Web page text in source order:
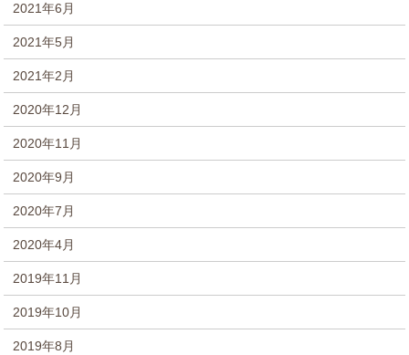
2021年6月
2021年5月
2021年2月
2020年12月
2020年11月
2020年9月
2020年7月
2020年4月
2019年11月
2019年10月
2019年8月